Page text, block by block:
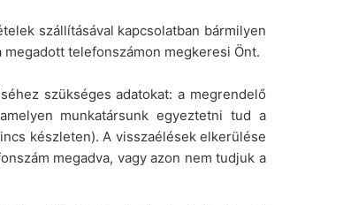
szállításával kapcsolatban bármilyen
telefonszámon megkeresi Önt.
szükséges adatokat: a megrendelő
munkatársunk egyeztetni tud a
készleten). A visszaélések elkerülése
megadva, vagy azon nem tudjuk a